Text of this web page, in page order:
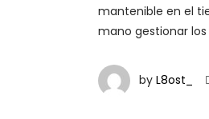
mantenible en el
mano gestionar
by L8ost_